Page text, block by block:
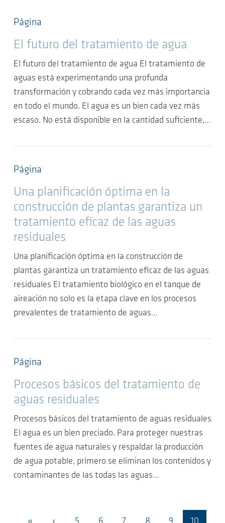
Página
El futuro del tratamiento de agua
El futuro del tratamiento de agua El tratamiento de
aguas está experimentando una profunda
transformación y cobrando cada vez más importancia
en todo el mundo. El agua es un bien cada vez más
escaso. No está disponible en la cantidad suficiente,…
Página
Una planificación óptima en la
construcción de plantas garantiza un
tratamiento eficaz de las aguas
residuales
Una planificación óptima en la construcción de
plantas garantiza un tratamiento eficaz de las aguas
residuales El tratamiento biológico en el tanque de
aireación no solo es la etapa clave en los procesos
prevalentes de tratamiento de aguas…
Página
Procesos básicos del tratamiento de
aguas residuales
Procesos básicos del tratamiento de aguas residuales
El agua es un bien preciado. Para proteger nuestras
fuentes de agua naturales y respaldar la producción
de agua potable, primero se eliminan los contenidos y
contaminantes de las todas las aguas…